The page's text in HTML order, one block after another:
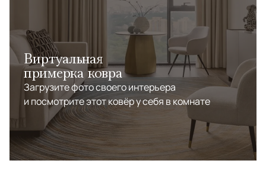
Виртуальная
примерка ковра
Загрузите фото своего интерьера
и посмотрите этот ковёр у себя в комнате